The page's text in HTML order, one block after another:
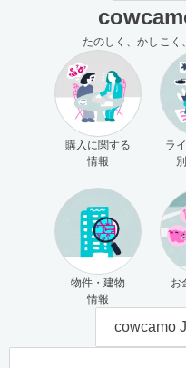
たのしく、かしこく
購入に関する
情報
ラ
物件・建物
情報
お
cowcamo